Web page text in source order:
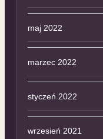
maj 2022
marzec 2022
styczeń 2022
wrzesień 2021